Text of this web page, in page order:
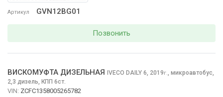
Артикул GVN12BG01
Позвонить
ВИСКОМУФТА ДИЗЕЛЬНАЯ IVECO DAILY 6, 2019г., микроавтобус,
2,3 дизель, КПП 6ст.
VIN: ZCFC1358005265782